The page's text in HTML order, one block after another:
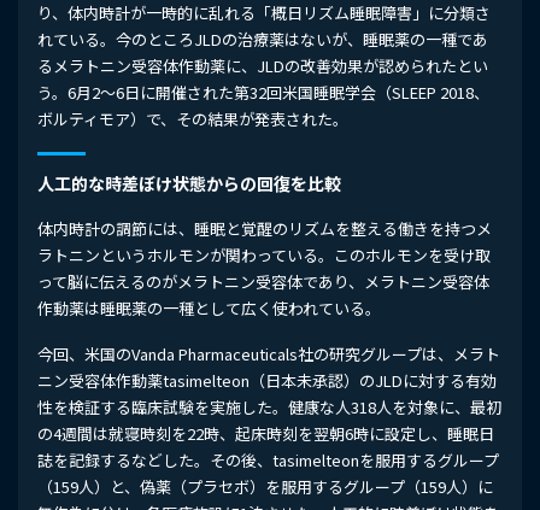
り、体内時計が一時的に乱れる「概日リズム睡眠障害」に分類さ
れている。今のところJLDの治療薬はないが、睡眠薬の一種であ
るメラトニン受容体作動薬に、JLDの改善効果が認められたとい
う。6月2〜6日に開催された第32回米国睡眠学会（SLEEP 2018、
ボルティモア）で、その結果が発表された。
人工的な時差ぼけ状態からの回復を比較
体内時計の調節には、睡眠と覚醒のリズムを整える働きを持つメ
ラトニンというホルモンが関わっている。このホルモンを受け取
って脳に伝えるのがメラトニン受容体であり、メラトニン受容体
作動薬は睡眠薬の一種として広く使われている。
今回、米国のVanda Pharmaceuticals社の研究グループは、メラト
ニン受容体作動薬tasimelteon（日本未承認）のJLDに対する有効
性を検証する臨床試験を実施した。健康な人318人を対象に、最初
の4週間は就寝時刻を22時、起床時刻を翌朝6時に設定し、睡眠日
誌を記録するなどした。その後、tasimelteonを服用するグループ
（159人）と、偽薬（プラセボ）を服用するグループ（159人）に